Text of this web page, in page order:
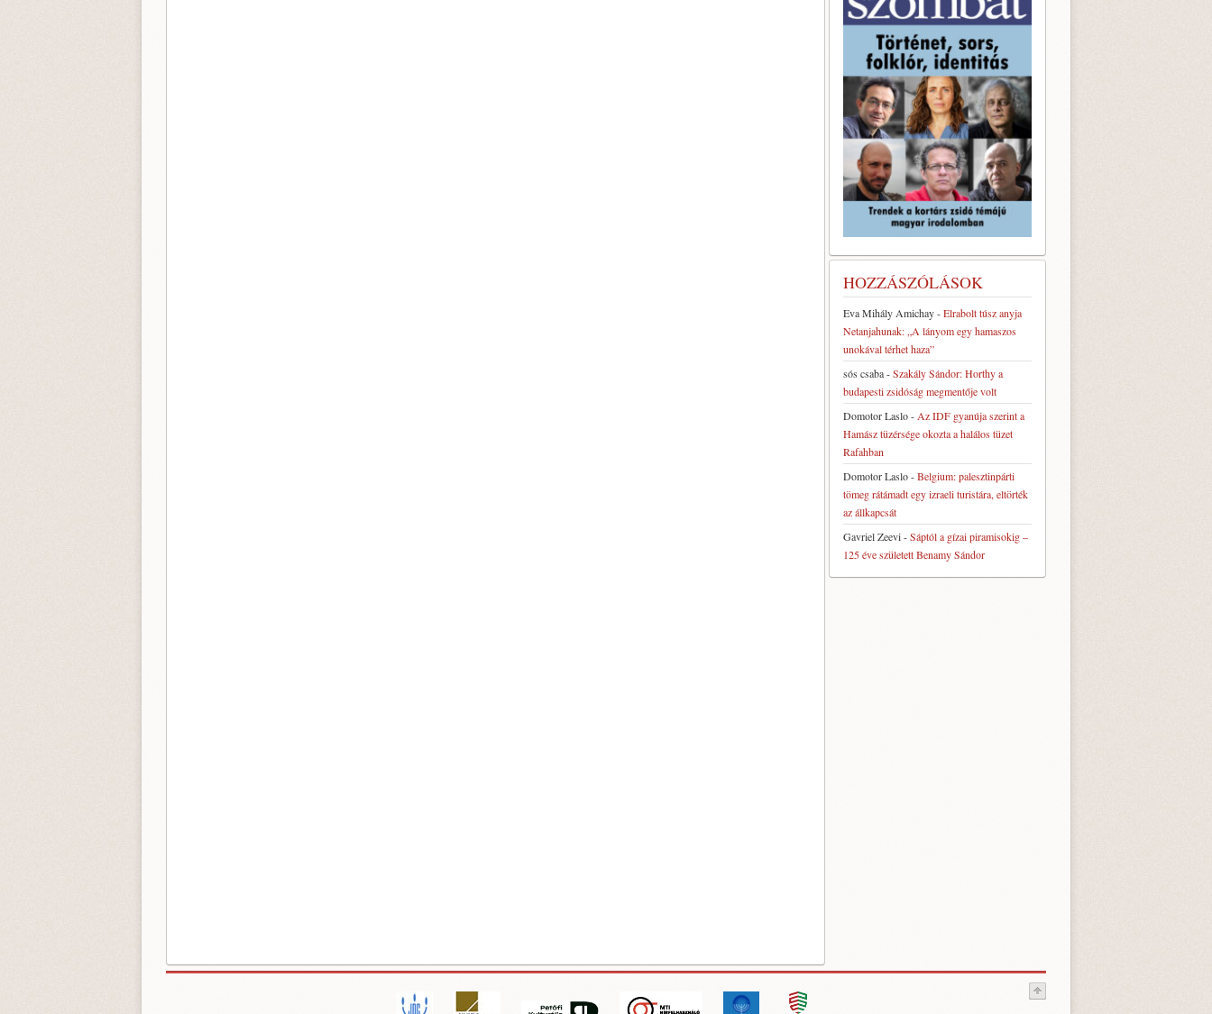
HOZZÁSZÓLÁSOK
Eva Mihály Amichay-Elrabolt túsz anyja
Netanjahunak: „A lányom egy hamaszos
unokával térhet haza”
sós csaba-Szakály Sándor: Horthy a
budapesti zsidóság megmentője volt
Domotor Laslo- Az IDF gyanúja szerint a
Hamász tüzérsége okozta a halálos tüzet
Rafahban
Domotor Laslo-Belgium: palesztinpárti
tömeg rátámadt egy izraeli turistára, eltörték
az állkapcsát
Gavriel Zeevi-Sáptól a gízai piramisokig –
125 éve született Benamy Sándor